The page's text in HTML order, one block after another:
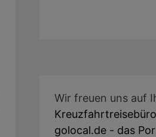
Wir freuen uns auf
golocal.de - das